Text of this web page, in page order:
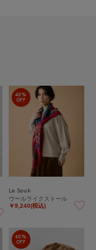
40%
OFF
Le Souk
ウールライクストール
￥9,240(税込)
60%
OFF